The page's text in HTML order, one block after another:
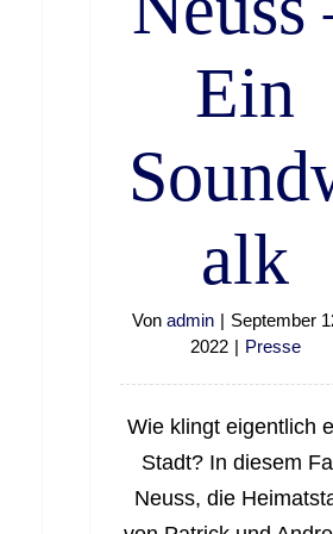
Ein
alk
Von admin | September
2022 | Presse
Wie klingt eigentlich
Stadt? In diesem
Neuss, die